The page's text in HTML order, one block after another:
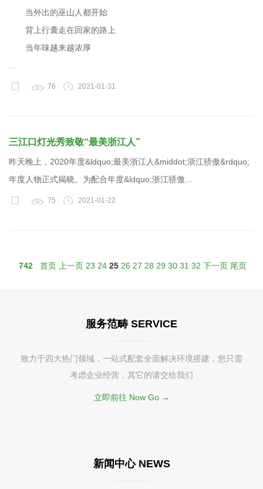
当外出的巫山人都开始
背上行囊走在回家的路上
当年味越来越浓厚
76 2021-01-31
三江口灯光秀致敬“最美浙江人”
昨天晚上，2020年度&ldquo;最美浙江人&middot;浙江骄傲&rdquo;
年度人物正式揭晓。为配合年度&ldquo;浙江骄傲...
75 2021-01-22
742 首页 上一页 23 24 25 26 27 28 29 30 31 32 下一页 尾页
服务范畴 SERVICE
致力于四大热门领域，一站式配套全面解决环境搭建，您只需
考虑企业经营，其它的请交给我们
立即前往 Now Go →
新闻中心 NEWS